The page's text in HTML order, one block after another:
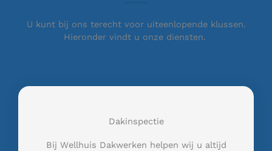
U kunt bij ons terecht voor uiteenlopende klussen.
Hieronder vindt u onze diensten.
Dakinspectie
Bij Wellhuis Dakwerken helpen wij u altijd